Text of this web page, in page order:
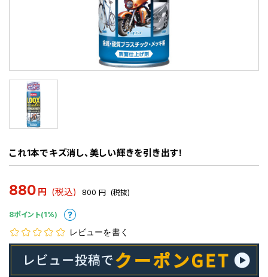
これ1本でキズ消し、美しい輝きを引き出す！
880 円 (税込) 800 円 (税抜)
8ポイント(1%)
レビューを書く